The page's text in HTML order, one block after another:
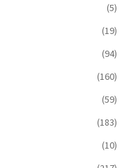
(5)
(19)
(94)
(160)
(59)
(183)
(10)